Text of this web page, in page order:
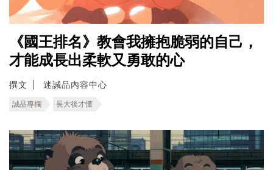
《國王排名》教會我擁抱脆弱的自己，
才能成長出柔軟又勇敢的心
撰文 迷誠品內容中心
誠品專欄 長大後才懂